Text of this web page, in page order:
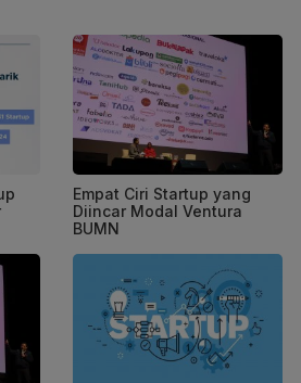
Empat Ciri Startup yang
Diincar Modal Ventura
BUMN